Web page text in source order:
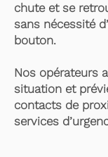
chute et se
sans nécessité
bouton.
Nos opérateurs
situation et
contacts de
services